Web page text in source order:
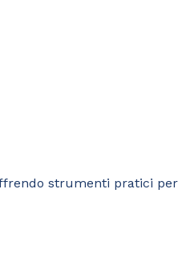
strumenti pratici per